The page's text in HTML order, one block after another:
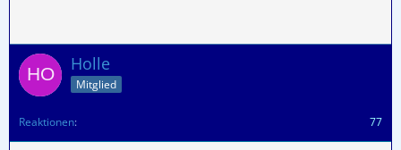
Holle
Mitglied
Reaktionen 77